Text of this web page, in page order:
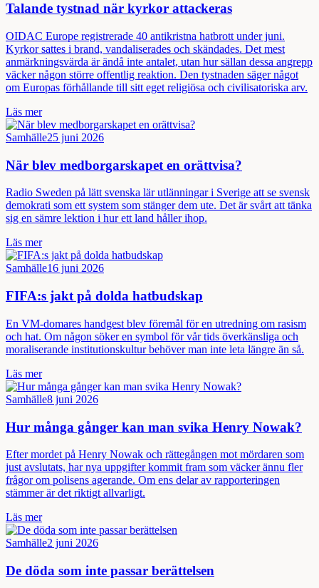
Talande tystnad när kyrkor attackeras
OIDAC Europe registrerade 40 antikristna hatbrott under juni.
Kyrkor sattes i brand, vandaliserades och skändades. Det mest
anmärkningsvärda är ändå inte antalet, utan hur sällan dessa angrepp
väcker någon större offentlig reaktion. Den tystnaden säger något
om Europas förhållande till sitt eget religiösa och civilisatoriska arv.
Läs mer
Samhälle25 juni 2026
När blev medborgarskapet en orättvisa?
Radio Sweden på lätt svenska lär utlänningar i Sverige att se svensk
demokrati som ett system som stänger dem ute. Det är svårt att tänka
sig en sämre lektion i hur ett land håller ihop.
Läs mer
Samhälle16 juni 2026
FIFA:s jakt på dolda hatbudskap
En VM-domares handgest blev föremål för en utredning om rasism
och hat. Om någon söker en symbol för vår tids överkänsliga och
moraliserande institutionskultur behöver man inte leta längre än så.
Läs mer
Samhälle8 juni 2026
Hur många gånger kan man svika Henry Nowak?
Efter mordet på Henry Nowak och rättegången mot mördaren som
just avslutats, har nya uppgifter kommit fram som väcker ännu fler
frågor om polisens agerande. Om ens delar av rapporteringen
stämmer är det riktigt allvarligt.
Läs mer
Samhälle2 juni 2026
De döda som inte passar berättelsen